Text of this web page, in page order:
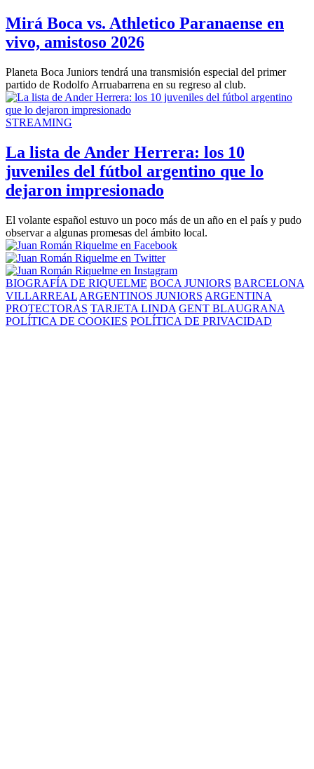
Mirá Boca vs. Athletico Paranaense en
vivo, amistoso 2026
Planeta Boca Juniors tendrá una transmisión especial del primer
partido de Rodolfo Arruabarrena en su regreso al club.
STREAMING
La lista de Ander Herrera: los 10
juveniles del fútbol argentino que lo
dejaron impresionado
El volante español estuvo un poco más de un año en el país y pudo
observar a algunas promesas del ámbito local.
BIOGRAFÍA DE RIQUELME BOCA JUNIORS BARCELONA
VILLARREAL ARGENTINOS JUNIORS ARGENTINA
PROTECTORAS TARJETA LINDA GENT BLAUGRANA
POLÍTICA DE COOKIES POLÍTICA DE PRIVACIDAD